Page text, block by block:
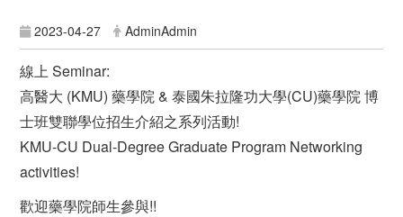
2023-04-27 AdminAdmin
線上 Seminar:
高醫大 (KMU) 藥學院 & 泰國朱拉隆功大學(CU)藥學院 博
士班雙聯學位招生介紹之系列活動!
KMU-CU Dual-Degree Graduate Program Networking
activities!
歡迎藥學院師生參與!!